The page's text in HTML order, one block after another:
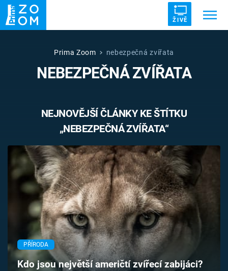
ŽIVĚ
ZRÁDCI UFO DRUHÁ SVĚTOVÁ VÁLKA
ZÁHADY VETŘELCI DÁVNOVĚKU
Témata
Pořady
TV Program
Časopis
Sledujte prima+
Prima Zoom nebezpečná zvířata
NEBEZPEČNÁ ZVÍŘATA
NEJNOVĚJŠÍ ČLÁNKY KE ŠTÍTKU
„NEBEZPEČNÁ ZVÍŘATA“
PŘÍRODA
Kdo jsou největší američtí zvířecí zabijáci?